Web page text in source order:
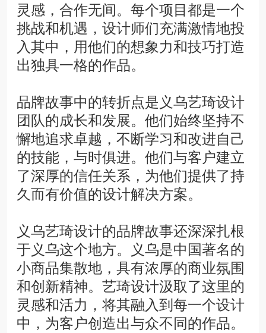
灵感，合作无间。每个项目都是一个
挑战和机遇，设计师们充满激情地投
入其中，用他们的想象力和技巧打造
出独具一格的作品。
品牌故事中的转折点是义乌艺琦设计
团队的成长和发展。他们始终坚持不
懈地追求卓越，不断学习和改进自己
的技能，与时俱进。他们与客户建立
了深厚的信任关系，为他们提供了持
久而有价值的设计解决方案。
义乌艺琦设计的品牌故事还深深扎根
于义乌这个地方。义乌是中国著名的
小商品集散地，具有浓厚的商业氛围
和创新精神。艺琦设计汲取了这里的
灵感和活力，将其融入到每一个设计
中，为客户创造出与众不同的作品。